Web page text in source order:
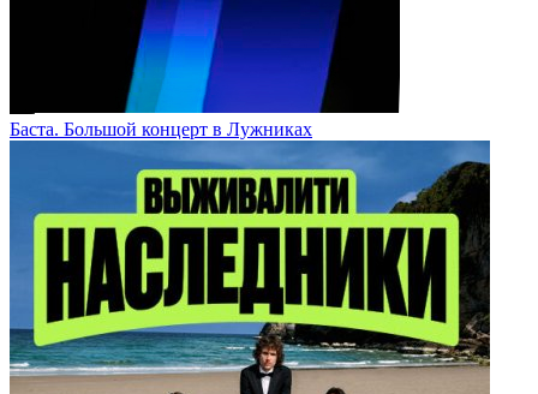
Баста. Большой концерт в Лужниках